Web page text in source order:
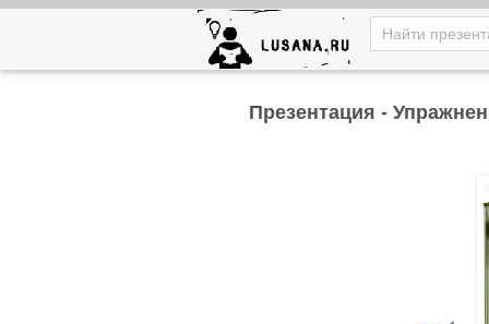
Презентация -